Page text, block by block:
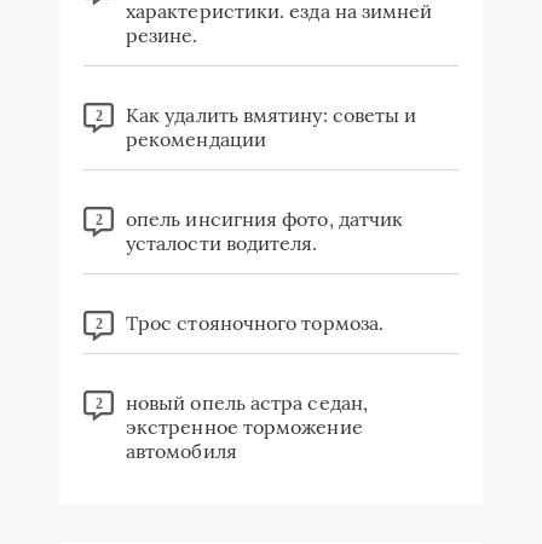
характеристики. езда на зимней
резине.
2
Как удалить вмятину: советы и
рекомендации
2
опель инсигния фото, датчик
усталости водителя.
2 Трос стояночного тормоза.
2
новый опель астра седан,
экстренное торможение
автомобиля